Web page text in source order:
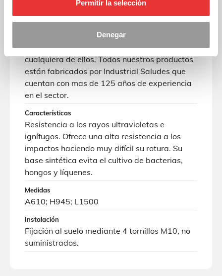
Permitir la selección
Denegar
de aceros según el producto y las
necesidades. Contamos con los recursos
adecuados para el transformado y soldado de
cualquiera de ellos. Todos nuestros productos
están fabricados por Industrial Saludes que
cuentan con mas de 125 años de experiencia
en el sector.
Características
Resistencia a los rayos ultravioletas e
ignífugos. Ofrece una alta resistencia a los
impactos haciendo muy difícil su rotura. Su
base sintética evita el cultivo de bacterias,
hongos y líquenes.
Medidas
A610; H945; L1500
Instalación
Fijación al suelo mediante 4 tornillos M10, no
suministrados.